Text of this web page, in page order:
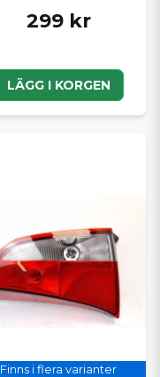
299 kr
LÄGG I KORGEN
Finns i flera varianter